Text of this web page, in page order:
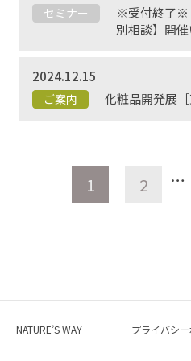
セミナー
※受付終了※
別相談】開
2024.12.15
ご案内 化粧品開発展
1 2 …
NATURE’S WAY プライバシ